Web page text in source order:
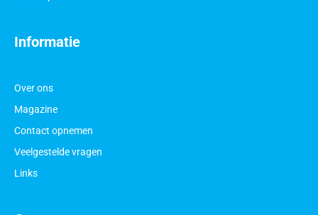
Informatie
Over ons
Magazine
Contact opnemen
Veelgestelde vragen
Links